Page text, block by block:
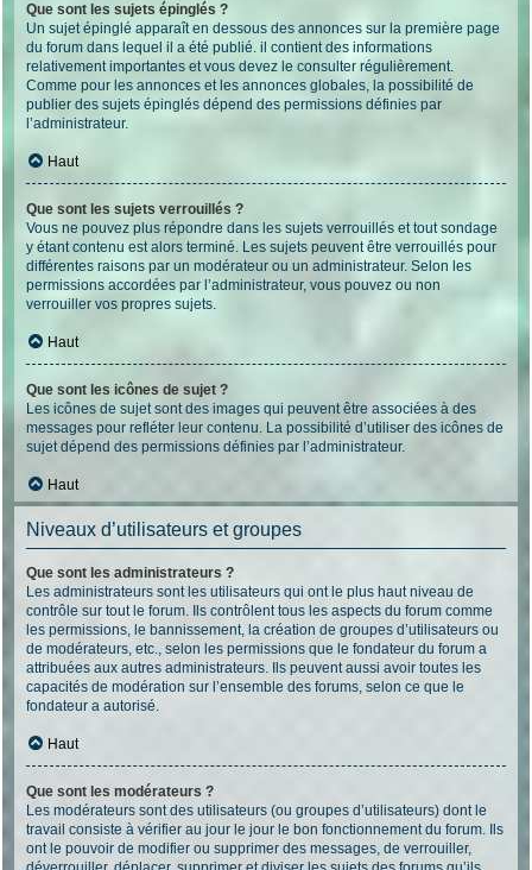
Que sont les sujets épinglés ?
Un sujet épinglé apparaît en dessous des annonces sur la première page
du forum dans lequel il a été publié. il contient des informations
relativement importantes et vous devez le consulter régulièrement.
Comme pour les annonces et les annonces globales, la possibilité de
publier des sujets épinglés dépend des permissions définies par
l’administrateur.
Haut
Que sont les sujets verrouillés ?
Vous ne pouvez plus répondre dans les sujets verrouillés et tout sondage
y étant contenu est alors terminé. Les sujets peuvent être verrouillés pour
différentes raisons par un modérateur ou un administrateur. Selon les
permissions accordées par l’administrateur, vous pouvez ou non
verrouiller vos propres sujets.
Haut
Que sont les icônes de sujet ?
Les icônes de sujet sont des images qui peuvent être associées à des
messages pour refléter leur contenu. La possibilité d’utiliser des icônes de
sujet dépend des permissions définies par l’administrateur.
Haut
Niveaux d’utilisateurs et groupes
Que sont les administrateurs ?
Les administrateurs sont les utilisateurs qui ont le plus haut niveau de
contrôle sur tout le forum. Ils contrôlent tous les aspects du forum comme
les permissions, le bannissement, la création de groupes d’utilisateurs ou
de modérateurs, etc., selon les permissions que le fondateur du forum a
attribuées aux autres administrateurs. Ils peuvent aussi avoir toutes les
capacités de modération sur l’ensemble des forums, selon ce que le
fondateur a autorisé.
Haut
Que sont les modérateurs ?
Les modérateurs sont des utilisateurs (ou groupes d’utilisateurs) dont le
travail consiste à vérifier au jour le jour le bon fonctionnement du forum. Ils
ont le pouvoir de modifier ou supprimer des messages, de verrouiller,